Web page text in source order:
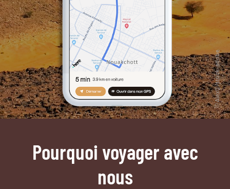
Pourquoi voyager avec
nous